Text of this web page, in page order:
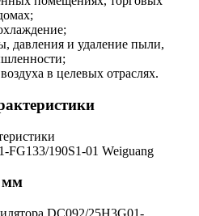
давления и удаление пыли,
в целевых отраслях.
мм